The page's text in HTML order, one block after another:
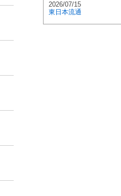
2026/07/15
東日本流通